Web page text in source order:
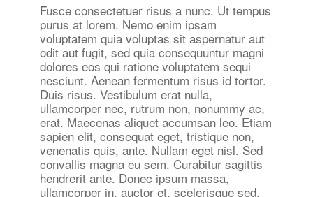
Fusce consectetuer risus a nunc. Ut tempus
purus at lorem. Nemo enim ipsam
voluptatem quia voluptas sit aspernatur aut
odit aut fugit, sed quia consequuntur magni
dolores eos qui ratione voluptatem sequi
nesciunt. Aenean fermentum risus id tortor.
Duis risus. Vestibulum erat nulla,
ullamcorper nec, rutrum non, nonummy ac,
erat. Maecenas aliquet accumsan leo. Etiam
sapien elit, consequat eget, tristique non,
venenatis quis, ante. Nullam eget nisl. Sed
convallis magna eu sem. Curabitur sagittis
hendrerit ante. Donec ipsum massa,
ullamcorper in, auctor et, scelerisque sed,